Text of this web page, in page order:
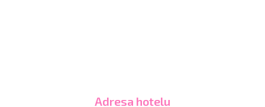
Adresa hotelu